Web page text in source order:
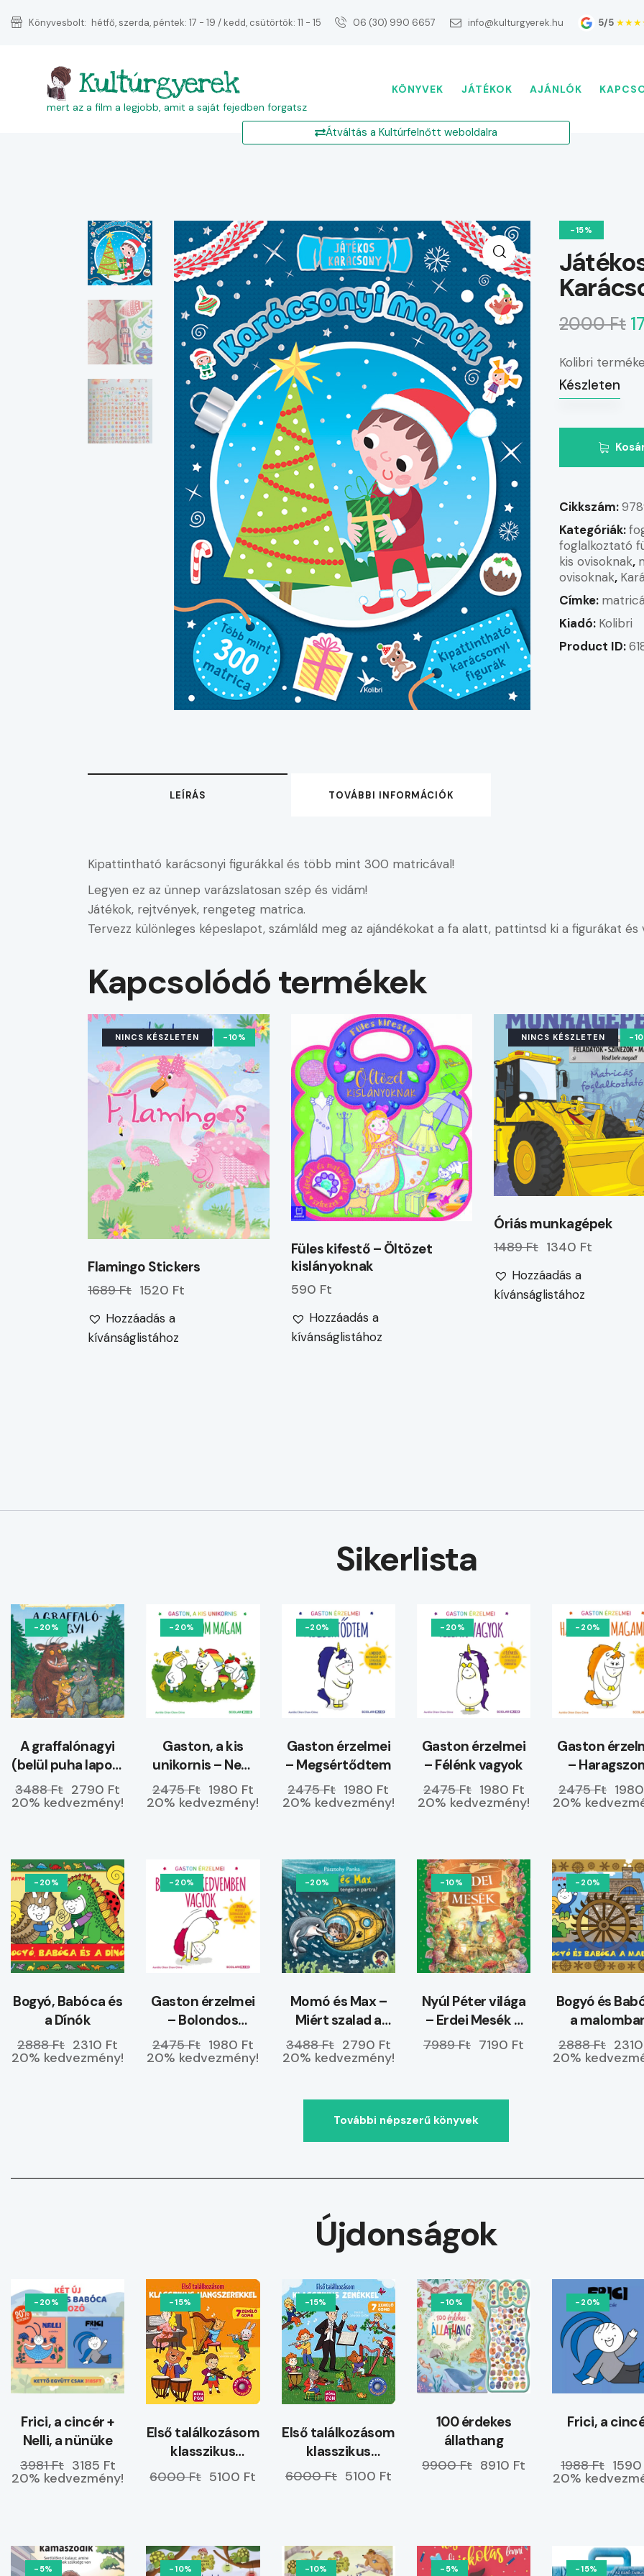
Könyvesbolt: hétfő, szerda, péntek: 17 - 19 / kedd, csütörtök: 11 - 15 06 (30) 990 6657 info@kulturgyerek.hu 5/5
Kultúrgyerek
mert az a film a legjobb, amit a saját fejedben forgatsz
KÖNYVEK JÁTÉKOK AJÁNLÓK
Átváltás a Kultúrfelnőtt weboldalra
-15%
2000 Ft
Kolibri
Készleten
Cikkszám:
Kategóriák:
foglalkoztató
kis ovisoknak,
ovisoknak,
Címke:
Kiadó: Kolibri
Product ID:
LEÍRÁS TOVÁBBI INFORMÁCIÓK
Kipattintható karácsonyi figurákkal és több mint 300 matricával!
Legyen ez az ünnep varázslatosan szép és vidám!
Játékok, rejtvények, rengeteg matrica.
Tervezz különleges képeslapot, számláld meg az ajándékokat a fa alatt, pattintsd ki a figurákat és
Kapcsolódó termékek
NINCS KÉSZLETEN -10%
Flamingo Stickers
1689 Ft 1520 Ft
Hozzáadás a
kívánságlistához
Füles kifestő – Öltözet
kislányoknak
590 Ft
Hozzáadás a
kívánságlistához
NINCS KÉSZLETEN -
Óriás munkagépek
1489 Ft 1340 Ft
Hozzáadás a
kívánságlistához
Sikerlista
-20%
A graffalónagyi
(belül puha lapos)
ELŐRENDELHETŐ
3488 Ft 2790 Ft
20% kedvezmény!
-20%
Gaston, a kis
unikornis – Nem
hagyom magam
2475 Ft 1980 Ft
20% kedvezmény!
-20%
Gaston érzelmei
– Megsértődtem
2475 Ft 1980 Ft
20% kedvezmény!
-20%
Gaston érzelmei
– Félénk vagyok
2475 Ft 1980 Ft
20% kedvezmény!
-20%
Gaston
–
magamra
2475 Ft
20%
-20%
Bogyó, Babóca és
a Dínók
2888 Ft 2310 Ft
20% kedvezmény!
-20%
Gaston érzelmei
– Bolondos
kedvemben
vagyok
2475 Ft 1980 Ft
20% kedvezmény!
-20%
Momó és Max –
Miért szalad a
tenger a partra?
3488 Ft 2790 Ft
20% kedvezmény!
-10%
Nyúl Péter világa
– Erdei Mesék –
ELŐRENDELHETŐ
7989 Ft 7190 Ft
-20%
Bogyó és
a
2888 Ft
20%
További népszerű könyvek
Újdonságok
-20%
Frici, a cincér +
Nelli, a nünüke
3981 Ft 3185 Ft
20% kedvezmény!
-15%
Első találkozásom
klasszikus
hangszerekkel
6000 Ft 5100 Ft
-15%
Első találkozásom
klasszikus
zenékkel
6000 Ft 5100 Ft
-10%
100 érdekes
állathang
9900 Ft 8910 Ft
-20%
Frici, a
1988 Ft
20%
-5% -10% -10% -5% -15%